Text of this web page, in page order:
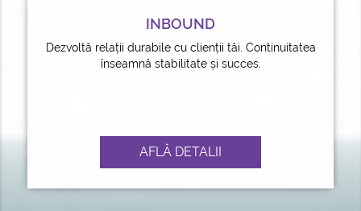
INBOUND
Dezvoltă relații durabile cu clienții tăi. Continuitatea
înseamnă stabilitate și succes.
AFLĂ DETALII